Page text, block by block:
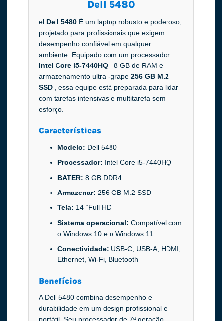
Dell 5480
el Dell 5480 É um laptop robusto e poderoso,
projetado para profissionais que exigem
desempenho confiável em qualquer
ambiente. Equipado com um processador
Intel Core i5-7440HQ , 8 GB de RAM e
armazenamento ultra -grape 256 GB M.2
SSD , essa equipe está preparada para lidar
com tarefas intensivas e multitarefa sem
esforço.
Características
Modelo: Dell 5480
Processador: Intel Core i5-7440HQ
BATER: 8 GB DDR4
Armazenar: 256 GB M.2 SSD
Tela: 14 “Full HD
Sistema operacional: Compatível com
o Windows 10 e o Windows 11
Conectividade: USB-C, USB-A, HDMI,
Ethernet, Wi-Fi, Bluetooth
Benefícios
A Dell 5480 combina desempenho e
durabilidade em um design profissional e
portátil. Seu processador de 7ª geração